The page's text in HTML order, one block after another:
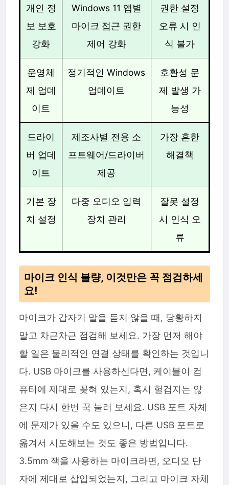
개인 정
보 보호
강화
Windows 11 앱별
마이크 접근 권한
제어 강화
권한 설정
오류 시 인
식 불가
운영체
제 업데
이트
정기적인 Windows
업데이트
호환성 문
제 발생 가
능성
드라이
버 업데
이트
제조사별 전용 소
프트웨어/드라이버
제공
가장 흔한
해결책
기본 장
치 설정
다중 오디오 입력
장치 관리
잘못 설정
시 인식 오
류
마이크 인식 불량, 이것만은 꼭 점검하세
요!
마이크가 갑자기 말을 듣지 않을 때, 당황하지
말고 차근차근 점검해 보세요. 가장 먼저 해야
할 일은 물리적인 연결 상태를 확인하는 것입니
다. USB 마이크를 사용하신다면, 케이블이 컴
퓨터에 제대로 꽂혀 있는지, 혹시 헐겁지는 않
은지 다시 한번 꾹 눌러 보세요. USB 포트 자체
에 문제가 있을 수도 있으니, 다른 USB 포트로
옮겨서 시도해보는 것도 좋은 방법입니다.
3.5mm 잭을 사용하는 마이크라면, 오디오 단
자에 제대로 삽입되었는지, 그리고 마이크 자체